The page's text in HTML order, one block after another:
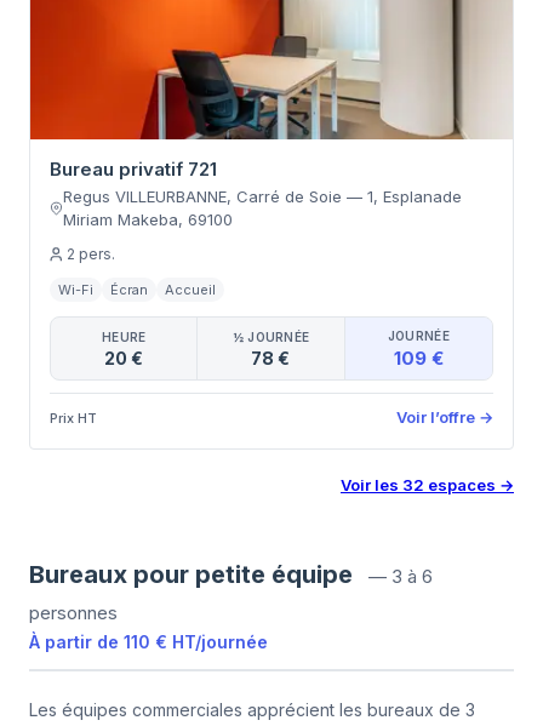
Bureau privatif 721
Regus VILLEURBANNE, Carré de Soie — 1, Esplanade
Miriam Makeba, 69100
2 pers.
Wi-Fi Écran Accueil
HEURE
20 €
½ JOURNÉE
78 €
JOURNÉE
109 €
Prix HT Voir l’offre →
Voir les 32 espaces →
Bureaux pour petite équipe — 3 à 6
personnes
À partir de 110 € HT/journée
Les équipes commerciales apprécient les bureaux de 3